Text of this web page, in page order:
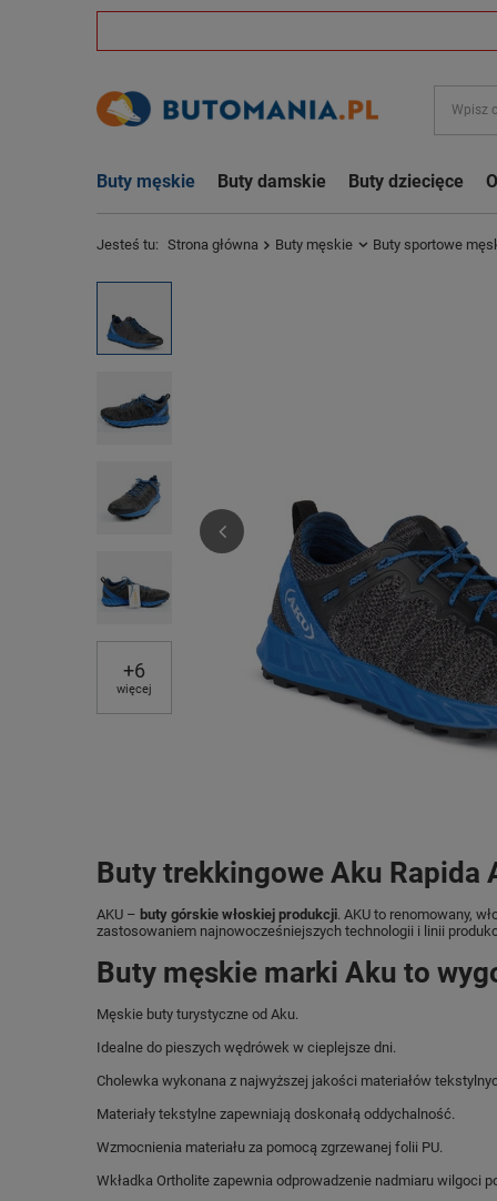
Buty męskie Buty damskie Buty dziecięce
Jesteś tu: Strona główna Buty męskie Buty sportowe
+6
więcej
Buty trekkingowe Aku Rapida
AKU – buty górskie włoskiej produkcji. AKU to renomowany,
zastosowaniem najnowocześniejszych technologii i linii
Buty męskie marki Aku to
Męskie buty turystyczne od Aku.
Idealne do pieszych wędrówek w cieplejsze dni.
Cholewka wykonana z najwyższej jakości materiałów
Materiały tekstylne zapewniają doskonałą oddychalność.
Wzmocnienia materiału za pomocą zgrzewanej folii PU.
Wkładka Ortholite zapewnia odprowadzenie nadmiaru wilgoci